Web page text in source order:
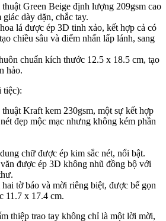
Green Beige định lượng 209gsm cao
giác dày dặn, chắc tay.
lá được ép 3D tinh xảo, kết hợp cả có
chiều sâu và điểm nhấn lấp lánh, sang
chuẩn kích thước 12.5 x 18.5 cm, tạo
hảo.
tiệc):
Kraft kem 230gsm, một sự kết hợp
đẹp mộc mạc nhưng không kém phần
chữ được ép kim sắc nét, nổi bật.
được ép 3D không nhũ đồng bộ với
tờ báo và mời riêng biệt, được bế gọn
11.7 x 17.4 cm.
thiệp trao tay không chỉ là một lời mời,